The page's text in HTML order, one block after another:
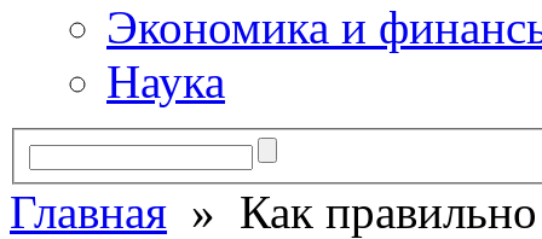
Экономика и
Наука
Главная » Как